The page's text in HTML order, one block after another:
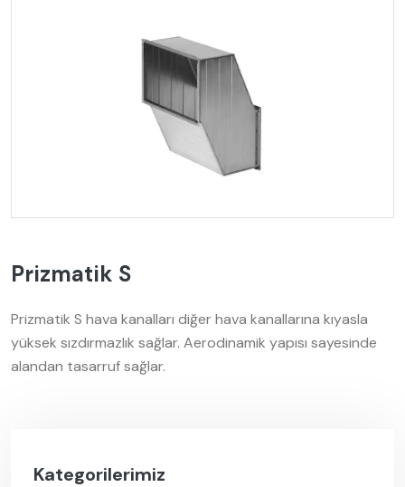
Prizmatik S
Prizmatik S hava kanalları diğer hava kanallarına kıyasla
yüksek sızdırmazlık sağlar. Aerodinamik yapısı sayesinde
alandan tasarruf sağlar.
Kategorilerimiz